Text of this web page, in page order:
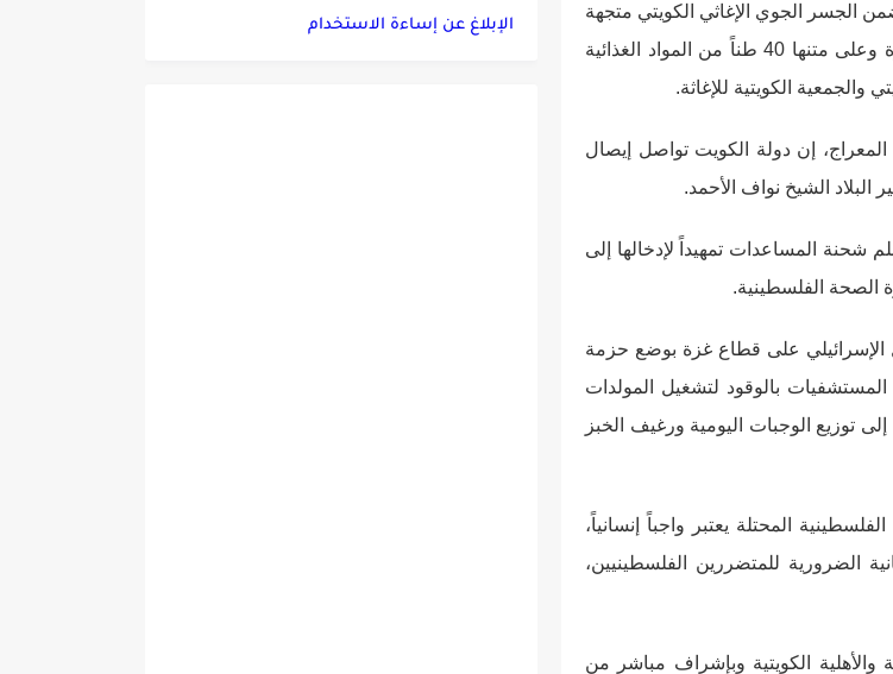
ضمن الجسر الجوي الإغاثي الكويتي متجهة
إلى مدينة العريش المصرية، تمهيداً لإيصالها إلى الأشقاء في قطاع غزة وعلى متنها 40 طناً من المواد الغذائية
الكويتية للإغاثة.
إن دولة الكويت تواصل إيصال
البلاد الشيخ نواف الأحمد.
شحنة المساعدات تمهيداً لإدخالها إلى
الصحة الفلسطينية.
الإسرائيلي على قطاع غزة بوضع حزمة
بالوقود لتشغيل المولدات
توزيع الوجبات اليومية ورغيف الخبز
المحتلة يعتبر واجباً إنسانياً،
الضرورية للمتضررين الفلسطينيين،
الكويتية وبإشراف مباشر من
الإبلاغ عن إساءة الاستخدام